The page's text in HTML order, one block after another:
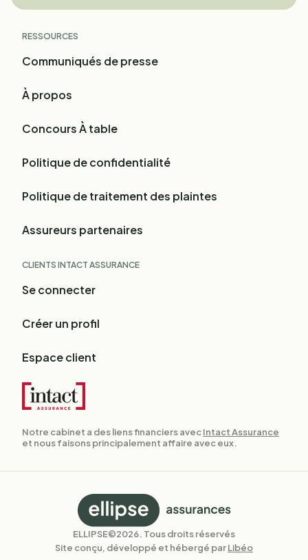
RESSOURCES
Communiqués de presse
À propos
Concours À table
Politique de confidentialité
Politique de traitement des plaintes
Assureurs partenaires
CLIENTS INTACT ASSURANCE
Se connecter
Créer un profil
Espace client
Notre cabinet a des liens financiers avecIntact Assurance
et nous faisons principalement affaire avec eux.
Retour
à
l'accueil
ELLIPSE©2026. Tous droits réservés
Site conçu, développé et hébergé parLibéo